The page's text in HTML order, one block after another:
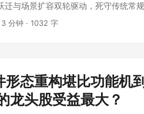
迁与场景扩容双轮驱动，死守传统常
3 分钟 · 1032 字
态重构堪比功能机
龙头股受益最大？